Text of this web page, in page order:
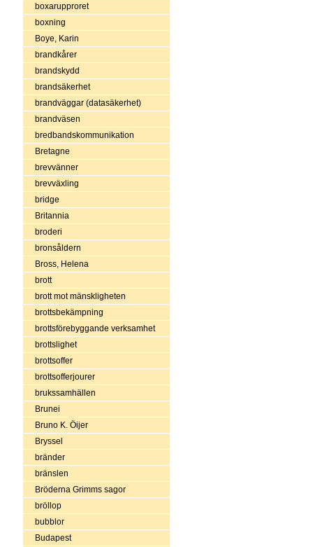
boxarupproret
boxning
Boye, Karin
brandkårer
brandskydd
brandsäkerhet
brandväggar (datasäkerhet)
brandväsen
bredbandskommunikation
Bretagne
brevvänner
brevväxling
bridge
Britannia
broderi
bronsåldern
Bross, Helena
brott
brott mot mänskligheten
brottsbekämpning
brottsförebyggande verksamhet
brottslighet
brottsoffer
brottsofferjourer
brukssamhällen
Brunei
Bruno K. Öijer
Bryssel
bränder
bränslen
Bröderna Grimms sagor
bröllop
bubblor
Budapest